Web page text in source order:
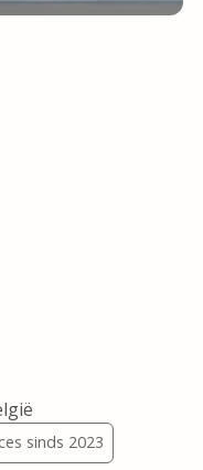
sinds 2023